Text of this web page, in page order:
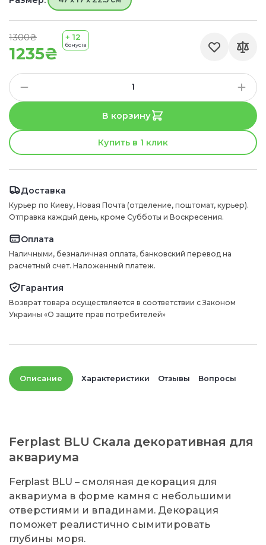
1235₴
1300₴ + 12
бонусів
В корзину
Купить в 1 клик
Доставка
Курьер по Киеву, Новая Почта (отделение, поштомат, курьер).
Отправка каждый день, кроме Субботы и Воскресения.
Оплата
Наличными, безналичная оплата, банковский перевод на
расчетный счет. Наложенный платеж.
Гарантия
Возврат товара осуществляется в соответствии с Законом
Украины «О защите прав потребителей»
Описание Характеристики Отзывы Вопросы
Ferplast BLU Скала декоративная для
аквариума
Ferplast BLU – смоляная декорация для
аквариума в форме камня с небольшими
отверстиями и впадинами. Декорация
поможет реалистично сымитировать
глубины моря.